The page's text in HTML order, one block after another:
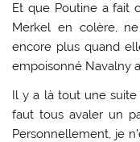
Et que Poutine a fait
Merkel en colère,
encore plus quand
empoisonné Navalny
Il y a là tout une suite
faut tous avaler un
Personnellement, je